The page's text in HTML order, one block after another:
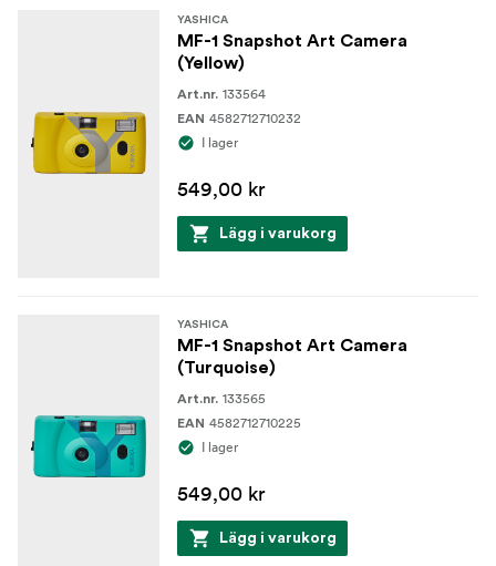
YASHICA
MF-1 Snapshot Art Camera
(Yellow)
Art.nr. 133564
EAN 4582712710232
I lager
549,00 kr
Lägg i varukorg
YASHICA
MF-1 Snapshot Art Camera
(Turquoise)
Art.nr. 133565
EAN 4582712710225
I lager
549,00 kr
Lägg i varukorg